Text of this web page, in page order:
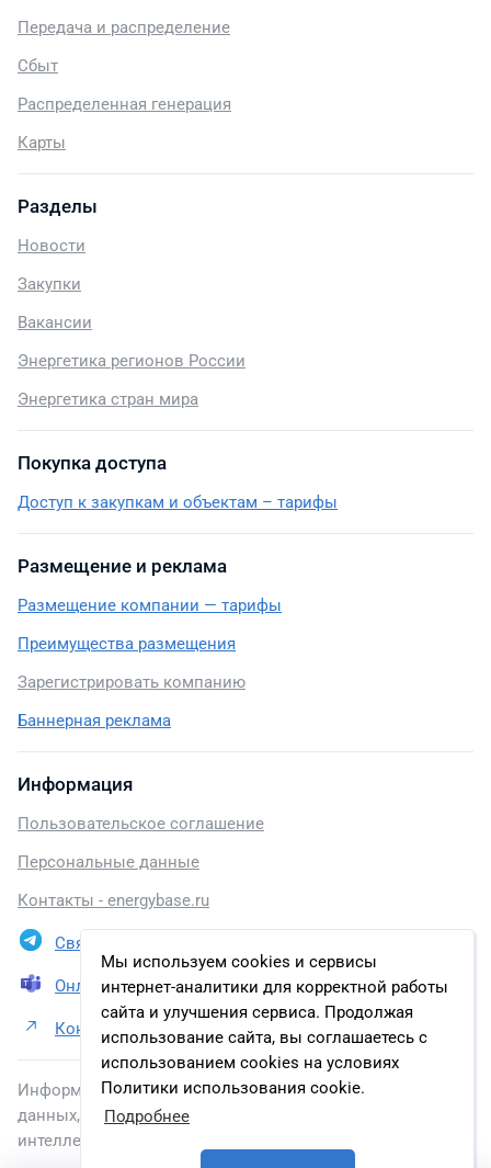
Мы используем cookies и сервисы
интернет-аналитики для корректной работы
сайта и улучшения сервиса. Продолжая
использование сайта, вы соглашаетесь с
использованием cookies на условиях
Политики использования cookie.
Подробнее
Передача и распределение
Сбыт
Распределенная генерация
Карты
Разделы
Новости
Закупки
Вакансии
Энергетика регионов России
Энергетика стран мира
Покупка доступа
Доступ к закупкам и объектам – тарифы
Размещение и реклама
Размещение компании — тарифы
Преимущества размещения
Зарегистрировать компанию
Баннерная реклама
Информация
Пользовательское соглашение
Персональные данные
Контакты - energybase.ru
Связаться в Telegram
Онлайн презентация
Контакты ООО «ЛУКОЙЛ-Кубаньэнерго»
Информация, размещенная на сайте, включена в базу
данных, зарегистрированную в Федеральной службе по
интеллектуальной собственности.